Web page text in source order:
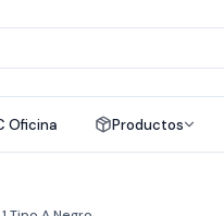
Oficina Productos